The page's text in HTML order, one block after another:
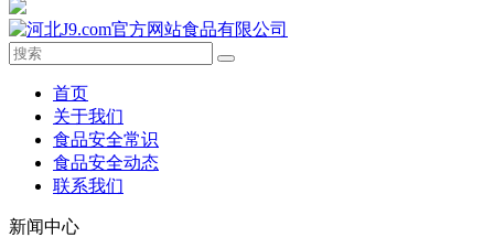
首页
关于我们
食品安全常识
食品安全动态
联系我们
新闻中心